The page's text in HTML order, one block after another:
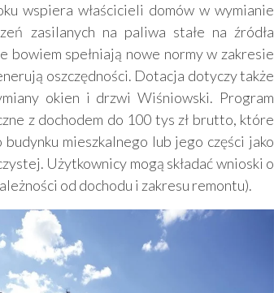
wspiera właścicieli domów w wymianie
zasilanych na paliwa stałe na źródła
bowiem spełniają nowe normy w zakresie
oszczędności. Dotacja dotyczy także
okien i drzwi Wiśniowski. Program
z dochodem do 100 tys zł brutto, które
mieszkalnego lub jego części jako
Użytkownicy mogą składać wnioski o
od dochodu i zakresu remontu).